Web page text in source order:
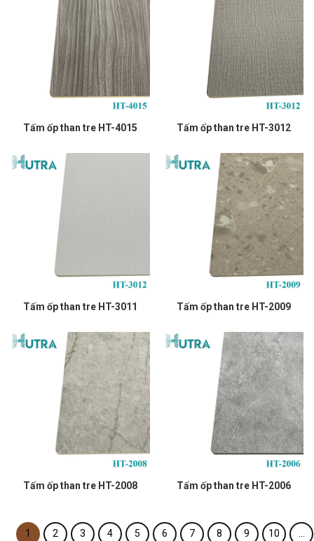
Tấm ốp than tre HT-4015 Tấm ốp than tre HT-3012
Tấm ốp than tre HT-3011 Tấm ốp than tre HT-2009
Tấm ốp than tre HT-2008 Tấm ốp than tre HT-2006
1 2 3 4 5 6 7 8 9 10 …